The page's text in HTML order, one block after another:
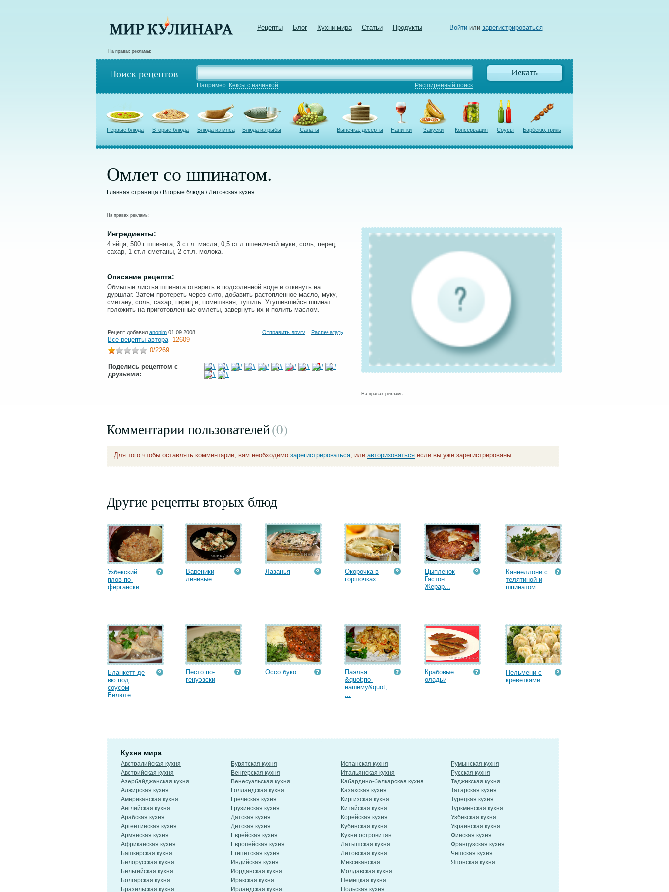
Рецепты Блог Кухни мира Статьи Продукты Войтиили зарегистрироваться
На правах рекламы:
Поиск рецептов
Например: Кексы с начинкой Расширенный поиск
Первые блюда Вторые блюда Блюда из мяса Блюда из рыбы Салаты Выпечка, десерты Напитки Закуски Консервация Соусы Барбекю, гриль
Омлет со шпинатом.
Главная страница / Вторые блюда /Литовская кухня
На правах рекламы:
Ингредиенты:
4 яйца, 500 г шпината, 3 ст.л. масла, 0,5 ст.л пшеничной муки, соль, перец,
сахар, 1 ст.л сметаны, 2 ст.л. молока.
Описание рецепта:
Обмытые листья шпината отварить в подсоленной воде и откинуть на
дуршлаг. Затем протереть через сито, добавить растопленное масло, муку,
сметану, соль, сахар, перец и, помешивая, тушить. Утушившийся шпинат
положить на приготовленные омлеты, завернуть их и полить маслом.
Рецепт добавил anonim 01.09.2008 Отправить другу Распечатать
Все рецепты автора 12609
0/2269
Поделись рецептом с
друзьями:
На правах рекламы:
Комментарии пользователей(0)
Для того чтобы оставлять комментарии, вам необходимо зарегистрироваться, или авторизоваться если вы уже зарегистрированы.
Другие рецепты вторых блюд
Узбекский
плов по-
фергански...
Вареники
ленивые
Лазанья
Окорочка в
горшочках...
Цыпленок
Гастон
Жерар...
Каннеллони с
телятиной и
шпинатом...
Бланкетт де
вю под
соусом
Велюте...
Песто по-
генуэзски
Оссо буко
Паэлья
&quot;по-
нашему&quot;
...
Крабовые
оладьи
Пельмени с
креветками...
Кухни мира
Австралийская кухня
Австрийская кухня
Азербайджанская кухня
Алжирская кухня
Американская кухня
Английская кухня
Арабская кухня
Аргентинская кухня
Армянская кухня
Африканская кухня
Башкирская кухня
Белорусская кухня
Бельгийская кухня
Болгарская кухня
Бразильская кухня
Бурятская кухня
Венгерская кухня
Венесуэльская кухня
Голландская кухня
Греческая кухня
Грузинская кухня
Датская кухня
Детская кухня
Еврейская кухня
Европейская кухня
Египетская кухня
Индийская кухня
Иорданская кухня
Иракская кухня
Ирландская кухня
Испанская кухня
Итальянская кухня
Кабардино-балкарская кухня
Казахская кухня
Киргизская кухня
Китайская кухня
Корейская кухня
Кубинская кухня
Кухни островитян
Латышская кухня
Литовская кухня
Мексиканская
Молдавская кухня
Немецкая кухня
Польская кухня
Румынская кухня
Русская кухня
Таджикская кухня
Татарская кухня
Турецкая кухня
Туркменская кухня
Узбекская кухня
Украинская кухня
Финская кухня
Французская кухня
Чешская кухня
Японская кухня